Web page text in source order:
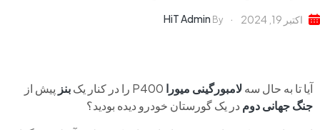
اکتبر 19, 2024 By
HiT Admin
آیا تا به حال سهلامبورگینی میورا بنز پیش از
جنگ جهانی دوم در یک گورستان خودرو دیده بودید؟